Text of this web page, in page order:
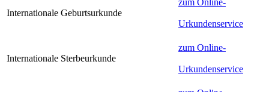
Internationale Geburtsurkunde
zum Online-
Urkundenservice
Internationale Sterbeurkunde
zum Online-
Urkundenservice